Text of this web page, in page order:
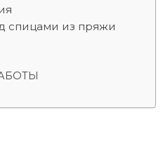
спицами из пряжи